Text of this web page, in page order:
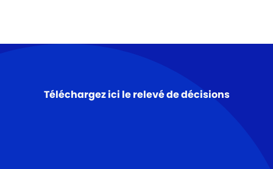
Téléchargez ici le relevé de décisions